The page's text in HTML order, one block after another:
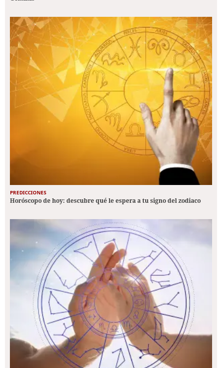
PREDICCIONES
Horóscopo de hoy: descubre qué le espera a tu signo del zodiaco